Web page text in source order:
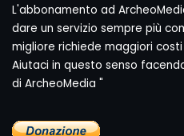
L'abbonamento ad
dare un servizio sempre più
migliore richiede maggiori
Aiutaci in questo senso
di ArcheoMedia "